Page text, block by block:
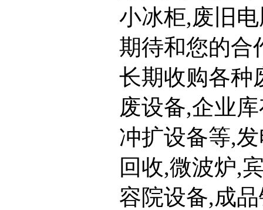
小冰柜,废旧
期待和您的合
长期收购各种
废设备,企业
冲扩设备等,
回收,微波炉,
容院设备,成